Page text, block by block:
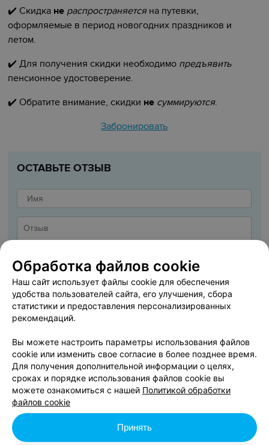
✔️ Скидка не распространяется на путевки,
оформляемые в период новогодних праздников и
летом.
✔️Для получения скидки необходимо предъявить
пенсионное удостоверение.
✔️ Обратите внимание, скидки не суммируются.
Забронировать
ОСТАВЬТЕ ОТЗЫВ
Я даюСогласие на обработку персональных данных
Нажимая кнопку «Добавить отзыв», вы принимаете
Обработка файлов cookie
Наш сайт использует файлы cookie для обеспечения
удобства пользователей сайта, его улучшения, сбора
статистики и предоставления персонализированных
рекомендаций.
Вы можете настроить параметры использования файлов
cookie или изменить свое согласие в более позднее время.
Для получения дополнительной информации о целях,
сроках и порядке использования файлов cookie вы
можете ознакомиться с нашей Политикой обработки
файлов cookie
Принять